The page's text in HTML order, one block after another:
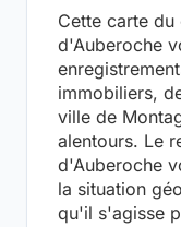
Cette carte
d'Auberoche
immobiliers,
ville de
alentours. Le
d'Auberoche
la situation
qu'il s'agisse